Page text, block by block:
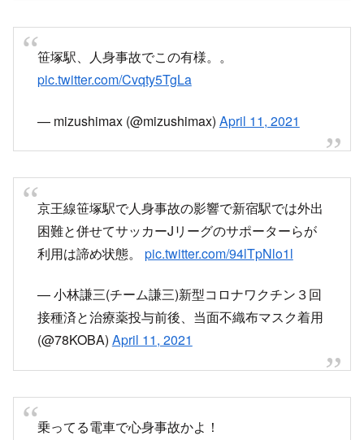
笹塚駅、人身事故でこの有様。。
pic.twitter.com/Cvqty5TgLa
— mizushimax (@mizushimax) April 11, 2021
京王線笹塚駅で人身事故の影響で新宿駅では外出
困難と併せてサッカーJリーグのサポーターらが
利用は諦め状態。 pic.twitter.com/94lTpNlo1l
— 小林謙三(チーム謙三)新型コロナワクチン３回
接種済と治療薬投与前後、当面不織布マスク着用
(@78KOBA) April 11, 2021
乗ってる電車で心身事故かよ！